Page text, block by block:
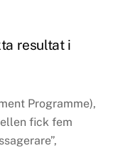
resultat i
Programme),
fick fem